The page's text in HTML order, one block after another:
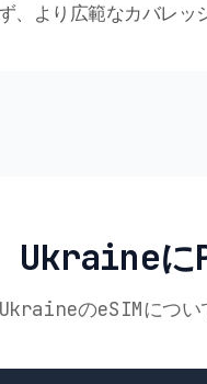
、より広範なカバレッ
Ukraineに
UkraineのeSIMについ